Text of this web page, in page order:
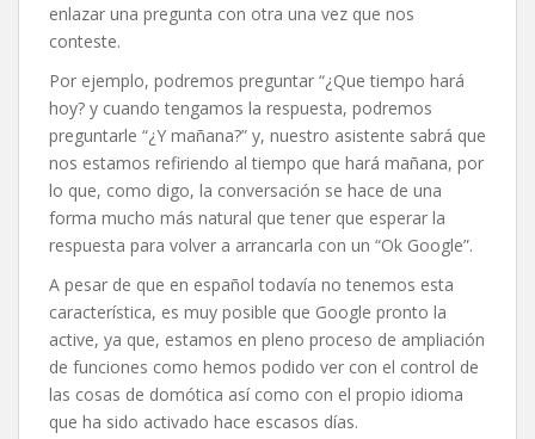
enlazar una pregunta con otra una vez que nos
conteste.
Por ejemplo, podremos preguntar “¿Que tiempo hará
hoy? y cuando tengamos la respuesta, podremos
preguntarle “¿Y mañana?” y, nuestro asistente sabrá que
nos estamos refiriendo al tiempo que hará mañana, por
lo que, como digo, la conversación se hace de una
forma mucho más natural que tener que esperar la
respuesta para volver a arrancarla con un “Ok Google”.
A pesar de que en español todavía no tenemos esta
característica, es muy posible que Google pronto la
active, ya que, estamos en pleno proceso de ampliación
de funciones como hemos podido ver con el control de
las cosas de domótica así como con el propio idioma
que ha sido activado hace escasos días.